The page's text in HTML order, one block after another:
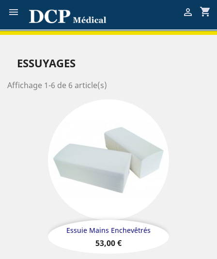
 shopping_cart

ESSUYAGES
Affichage 1-6 de 6 article(s)
Essuie Mains Enchevêtrés
Prix
53,00 €